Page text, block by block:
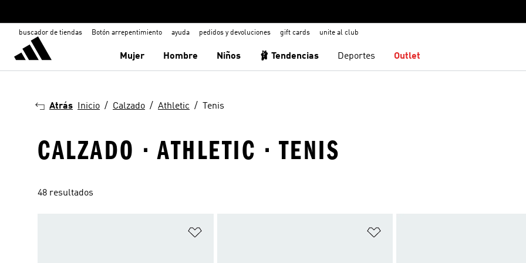
buscador de tiendas Botón arrepentimiento ayuda pedidos y devoluciones gift cards unite al club
Mujer Hombre Niños 🩰 Tendencias Deportes Outlet
Atrás Inicio Calzado Athletic Tenis
CALZADO · ATHLETIC · TENIS
48 resultados